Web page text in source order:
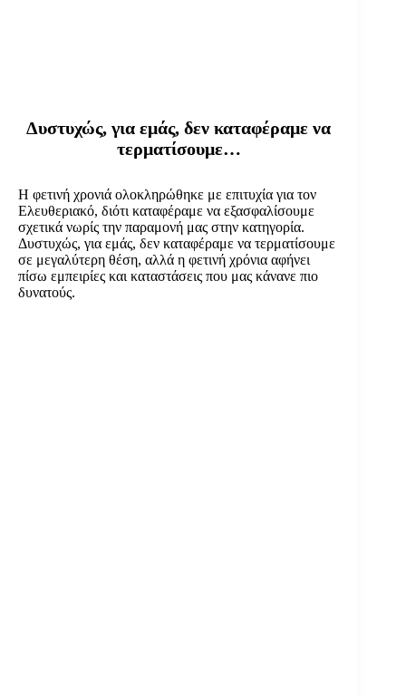
Δυστυχώς, για εμάς, δεν καταφέραμε να
τερματίσουμε…
Η φετινή χρονιά ολοκληρώθηκε με επιτυχία για τον
Ελευθεριακό, διότι καταφέραμε να εξασφαλίσουμε
σχετικά νωρίς την παραμονή μας στην κατηγορία.
Δυστυχώς, για εμάς, δεν καταφέραμε να τερματίσουμε
σε μεγαλύτερη θέση, αλλά η φετινή χρόνια αφήνει
πίσω εμπειρίες και καταστάσεις που μας κάνανε πιο
δυνατούς.